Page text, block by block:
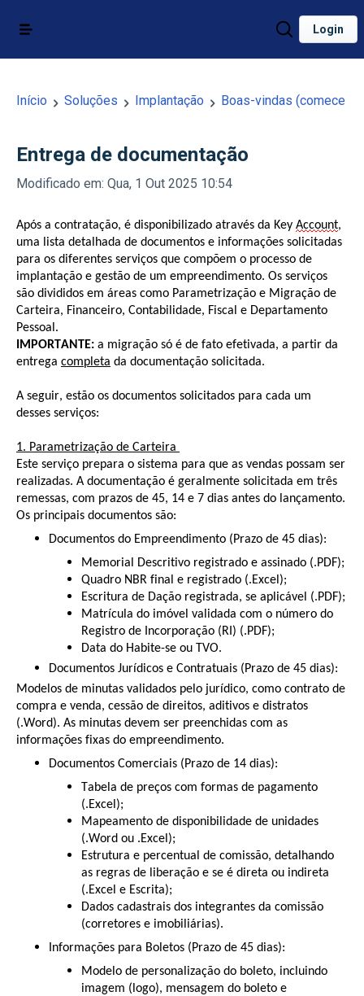
Login
Início Soluções Implantação Boas-vindas (comece
Entrega de documentação
Modificado em: Qua, 1 Out 2025 10:54
Após a contratação, é disponibilizado através da Key Account,
uma lista detalhada de documentos e informações solicitadas
para os diferentes serviços que compõem o processo de
implantação e gestão de um empreendimento. Os serviços
são divididos em áreas como Parametrização e Migração de
Carteira, Financeiro, Contabilidade, Fiscal e Departamento
Pessoal.
IMPORTANTE: a migração só é de fato efetivada, a partir da
entrega completa da documentação solicitada.
A seguir, estão os documentos solicitados para cada um
desses serviços:
1. Parametrização de Carteira
Este serviço prepara o sistema para que as vendas possam ser
realizadas. A documentação é geralmente solicitada em três
remessas, com prazos de 45, 14 e 7 dias antes do lançamento.
Os principais documentos são:
Documentos do Empreendimento (Prazo de 45 dias):
Memorial Descritivo registrado e assinado (.PDF);
Quadro NBR final e registrado (.Excel);
Escritura de Dação registrada, se aplicável (.PDF);
Matrícula do imóvel validada com o número do
Registro de Incorporação (RI) (.PDF);
Data do Habite-se ou TVO.
Documentos Jurídicos e Contratuais (Prazo de 45 dias):
Modelos de minutas validados pelo jurídico, como contrato de
compra e venda, cessão de direitos, aditivos e distratos
(.Word). As minutas devem ser preenchidas com as
informações fixas do empreendimento.
Documentos Comerciais (Prazo de 14 dias):
Tabela de preços com formas de pagamento
(.Excel);
Mapeamento de disponibilidade de unidades
(.Word ou .Excel);
Estrutura e percentual de comissão, detalhando
as regras de liberação e se é direta ou indireta
(.Excel e Escrita);
Dados cadastrais dos integrantes da comissão
(corretores e imobiliárias).
Informações para Boletos (Prazo de 45 dias):
Modelo de personalização do boleto, incluindo
imagem (logo), mensagem do boleto e